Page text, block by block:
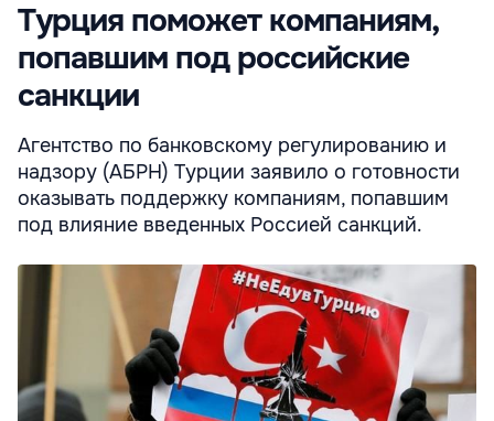
Турция поможет компаниям,
попавшим под российские
санкции
Агентство по банковскому регулированию и
надзору​ (АБРН) Турции заявило о готовности
оказывать поддержку компаниям, попавшим
под влияние введенных Россией санкций.